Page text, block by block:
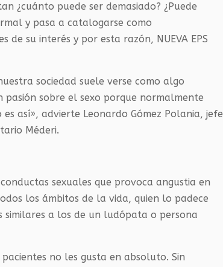
¿cuánto puede ser demasiado? ¿Puede
y pasa a catalogarse como
de su interés y por esta razón, NUEVA EPS
sociedad suele verse como algo
pasión sobre el sexo porque normalmente
así», advierte Leonardo Gómez Polania, jefe
Méderi.
sexuales que provoca angustia en
los ámbitos de la vida, quien lo padece
a los de un ludópata o persona
no les gusta en absoluto. Sin